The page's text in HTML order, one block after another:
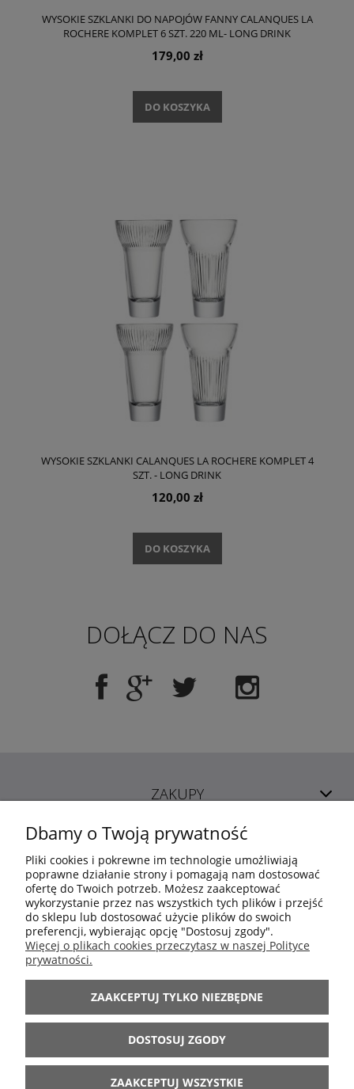
WYSOKIE SZKLANKI DO NAPOJÓW FANNY CALANQUES LA
ROCHERE KOMPLET 6 SZT. 220 ML- LONG DRINK
179,00 zł
DO KOSZYKA
WYSOKIE SZKLANKI CALANQUES LA ROCHERE KOMPLET 4
SZT. - LONG DRINK
120,00 zł
DO KOSZYKA
DOŁĄCZ DO NAS
ZAKUPY
POMOC
MOJE KONTO
INFORMACJE
ARANŻACJE
BĄDŹ Z NAMI
Dbamy o Twoją prywatność
Pliki cookies i pokrewne im technologie umożliwiają
poprawne działanie strony i pomagają nam dostosować
ofertę do Twoich potrzeb. Możesz zaakceptować
wykorzystanie przez nas wszystkich tych plików i przejść
do sklepu lub dostosować użycie plików do swoich
preferencji, wybierając opcję "Dostosuj zgody".
Więcej o plikach cookies przeczytasz w naszej Polityce
prywatności.
ZAAKCEPTUJ TYLKO NIEZBĘDNE
DOSTOSUJ ZGODY
ZAAKCEPTUJ WSZYSTKIE